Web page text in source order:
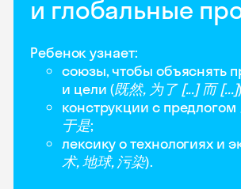
и глобальные
Ребенок узнает:
союзы, чтобы объяснять
и цели (既然, 为了 [...] 而 [...]
конструкции с предлогом
于是;
лексику о технологиях и
术, 地球, 污染).